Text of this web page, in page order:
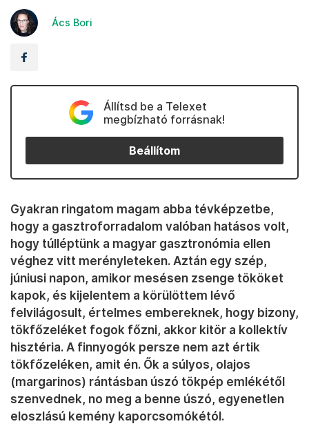
Ács Bori
Állítsd be a Telexet
megbízható forrásnak!
Beállítom
Gyakran ringatom magam abba tévképzetbe,
hogy a gasztroforradalom valóban hatásos volt,
hogy túlléptünk a magyar gasztronómia ellen
véghez vitt merényleteken. Aztán egy szép,
júniusi napon, amikor mesésen zsenge tököket
kapok, és kijelentem a körülöttem lévő
felvilágosult, értelmes embereknek, hogy bizony,
tökfőzeléket fogok főzni, akkor kitör a kollektív
hisztéria. A finnyogók persze nem azt értik
tökfőzeléken, amit én. Ők a súlyos, olajos
(margarinos) rántásban úszó tökpép emlékétől
szenvednek, no meg a benne úszó, egyenetlen
eloszlású kemény kaporcsomókétól.